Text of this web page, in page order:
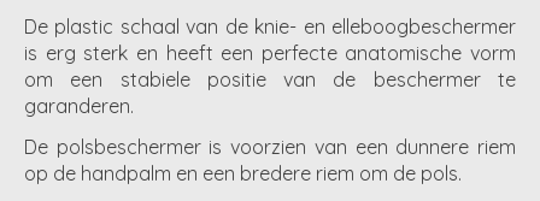
De plastic schaal van de knie- en elleboogbeschermer
is erg sterk en heeft een perfecte anatomische vorm
om een stabiele positie van de beschermer te
garanderen.
De polsbeschermer is voorzien van een dunnere riem
op de handpalm en een bredere riem om de pols.